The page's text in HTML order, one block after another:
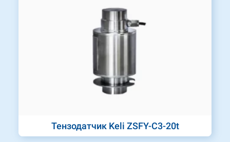
Тензодатчик Keli ZSFY-C3-20t